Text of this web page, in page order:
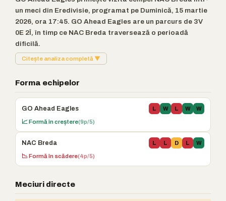
un meci din Eredivisie, programat pe Duminică, 15 martie
2026, ora 17:45. GO Ahead Eagles are un parcurs de 3V
0E 2Î, în timp ce NAC Breda traversează o perioadă
dificilă.
Citește analiza completă ▼
Forma echipelor
GO Ahead Eagles L W L W W
📈 Formă în creștere(9p/5)
NAC Breda L L D L W
📉 Formă în scădere(4p/5)
Meciuri directe